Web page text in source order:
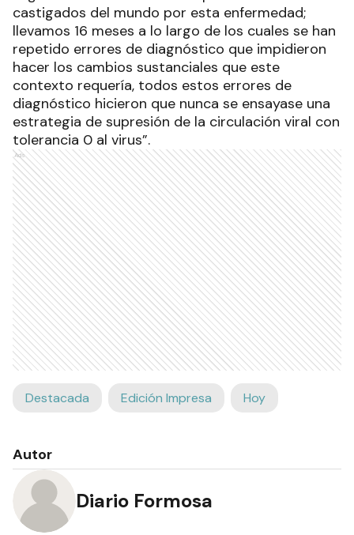
castigados del mundo por esta enfermedad;
llevamos 16 meses a lo largo de los cuales se han
repetido errores de diagnóstico que impidieron
hacer los cambios sustanciales que este
contexto requería, todos estos errores de
diagnóstico hicieron que nunca se ensayase una
estrategia de supresión de la circulación viral con
tolerancia 0 al virus”.
Ads
Destacada Edición Impresa Hoy
Autor
Diario Formosa